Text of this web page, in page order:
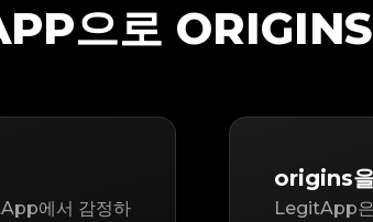
으로
에서 감정하
origins
LegitApp은